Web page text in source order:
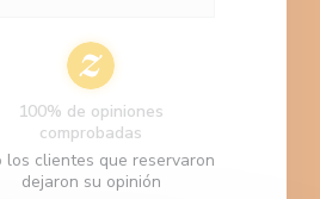
100% de opiniones
comprobadas
los clientes que reservaron
dejaron su opinión